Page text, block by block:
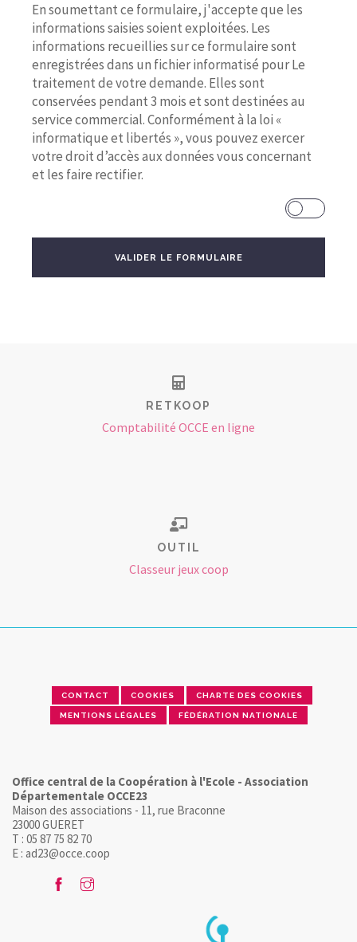
En soumettant ce formulaire, j'accepte que les
informations saisies soient exploitées. Les
informations recueillies sur ce formulaire sont
enregistrées dans un fichier informatisé pour Le
traitement de votre demande. Elles sont
conservées pendant 3 mois et sont destinées au
service commercial. Conformément à la loi «
informatique et libertés », vous pouvez exercer
votre droit d’accès aux données vous concernant
et les faire rectifier.
VALIDER LE FORMULAIRE
RETKOOP
Comptabilité OCCE en ligne
OUTIL
Classeur jeux coop
CONTACT COOKIES CHARTE DES COOKIES
MENTIONS LÉGALES FÉDÉRATION NATIONALE
Office central de la Coopération à l'Ecole - Association
Départementale OCCE23
Maison des associations - 11, rue Braconne
23000 GUERET
T : 05 87 75 82 70
E : ad23@occe.coop